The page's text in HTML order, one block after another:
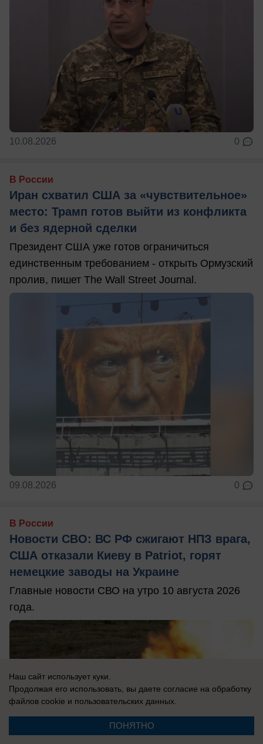
10.08.2026 0
В России
Иран схватил США за «чувствительное»
место: Трамп готов выйти из конфликта
и без ядерной сделки
Президент США уже готов ограничиться
единственным требованием - открыть Ормузский
пролив, пишет The Wall Street Journal.
09.08.2026 0
В России
Новости СВО: ВС РФ сжигают НПЗ врага,
США отказали Киеву в Patriot, горят
немецкие заводы на Украине
Главные новости СВО на утро 10 августа 2026
года.
Наш сайт использует куки.
Продолжая его использовать, вы даете согласие на обработку
файлов cookie и пользовательских данных.
ПОНЯТНО